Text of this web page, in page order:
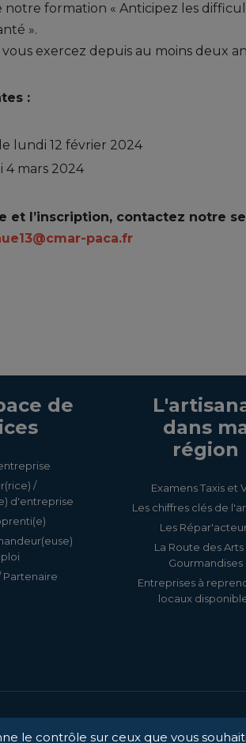
formation « Anticipez les
».
exercez depuis au moins deux
:
lundi 12 février 2024
4 mars 2024
et l’inscription, contactez notre
paca.fr
de
/
d'entreprise
Partenaire
dans
région
Examens Taxis et
Les chiffres clés de
Les
La Route des Arts
Gourmandises
Entreprises à
locaux
le contrôle sur ceux que vous